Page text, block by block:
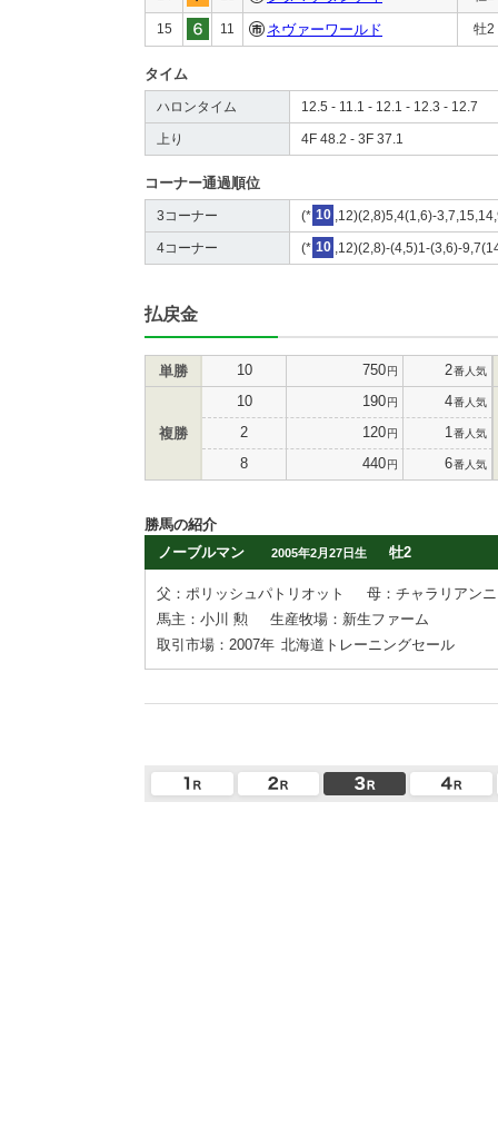
15 11 ネヴァーワールド 牡2
タイム
ハロンタイム 12.5 - 11.1 - 12.1 - 12.3 - 12.7
上り 4F 48.2 - 3F 37.1
コーナー通過順位
3コーナー (* 10 ,12)(2,8)5,4(1,6)-
4コーナー (* 10 ,12)(2,8)-(4,5)1-(3,6)-
払戻金
単勝 10 750円 2番人気
複勝
10 190円 4番人気
2 120円 1 番人気
8 440円 6番人気
勝馬の紹介
ノーブルマン
2005年2月27日生 牡2
父：ポリッシュパトリオット
母：チャラリアン
馬主：小川 勲
生産牧場：新生ファーム
取引市場：2007年 北海道トレーニングセール